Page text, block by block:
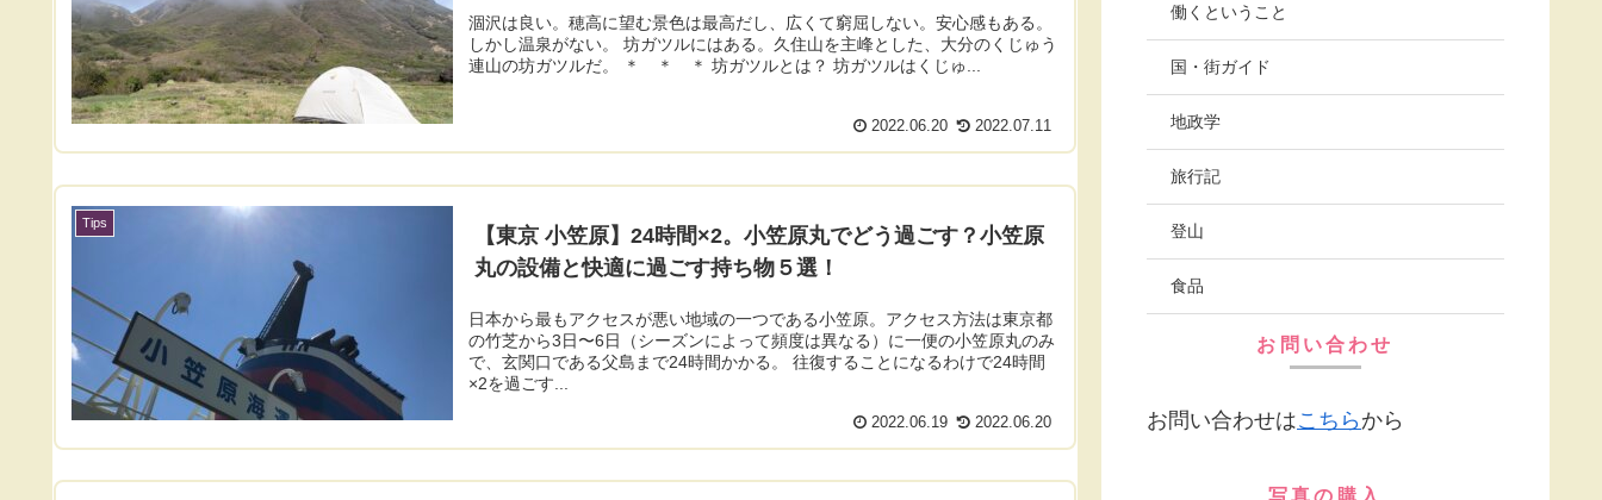
涸沢は良い。穂高に望む景色は最高だし、広くて窮屈しない。安心感もある。
しかし温泉がない。 坊ガツルにはある。久住山を主峰とした、大分のくじゅう
連山の坊ガツルだ。 ＊ ＊ ＊ 坊ガツルとは？ 坊ガツルはくじゅ...
2022.06.20 2022.07.11
Tips
【東京 小笠原】24時間×2。小笠原丸でどう過ごす？小笠原
丸の設備と快適に過ごす持ち物５選！
日本から最もアクセスが悪い地域の一つである小笠原。アクセス方法は東京都
の竹芝から3日〜6日（シーズンによって頻度は異なる）に一便の小笠原丸のみ
で、玄関口である父島まで24時間かかる。 往復することになるわけで24時間
×2を過ごす...
2022.06.19 2022.06.20
働くということ
国・街ガイド
地政学
旅行記
登山
食品
お問い合わせ
お問い合わせはこちら から
写真の購入